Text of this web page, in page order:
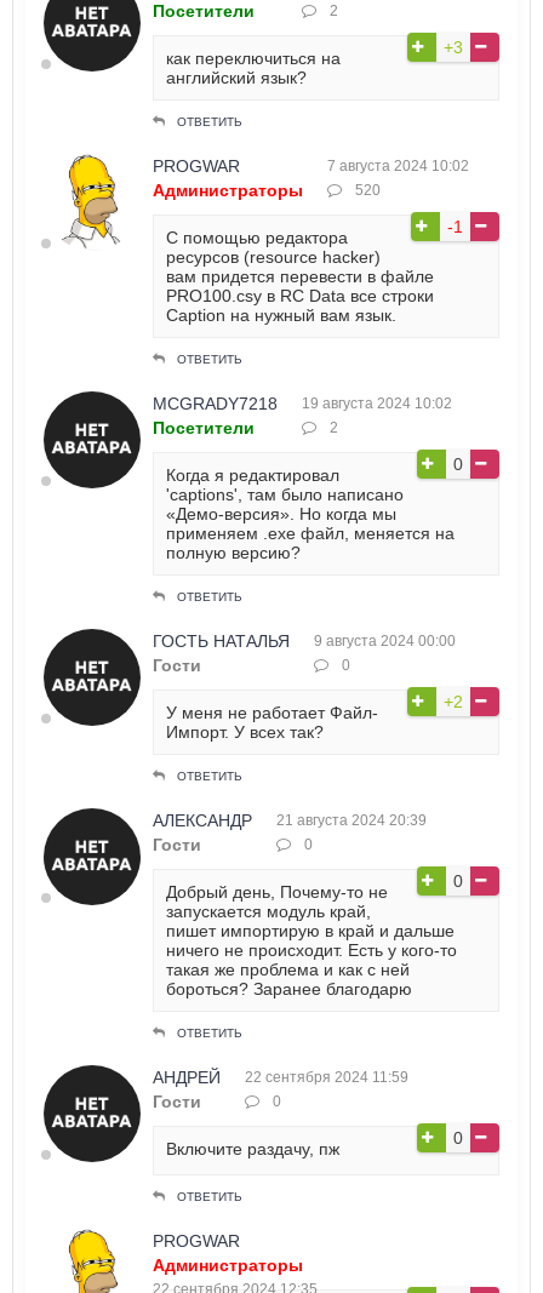
Посетители
2
+3
как переключиться на
английский язык?
ОТВЕТИТЬ
PROGWAR
Администраторы
7 августа 2024 10:02
520
-1
С помощью редактора
ресурсов (resource hacker)
вам придется перевести в файле
PRO100.csy в RC Data все строки
Caption на нужный вам язык.
ОТВЕТИТЬ
MCGRADY7218
Посетители
19 августа 2024 10:02
2
0
Когда я редактировал
'captions', там было написано
«Демо-версия». Но когда мы
применяем .exe файл, меняется на
полную версию?
ОТВЕТИТЬ
ГОСТЬ НАТАЛЬЯ
Гости
9 августа 2024 00:00
0
+2
У меня не работает Файл-
Импорт. У всех так?
ОТВЕТИТЬ
АЛЕКСАНДР
Гости
21 августа 2024 20:39
0
0
Добрый день, Почему-то не
запускается модуль край,
пишет импортирую в край и дальше
ничего не происходит. Есть у кого-то
такая же проблема и как с ней
бороться? Заранее благодарю
ОТВЕТИТЬ
АНДРЕЙ
Гости
22 сентября 2024 11:59
0
0
Включите раздачу, пж
ОТВЕТИТЬ
PROGWAR
Администраторы